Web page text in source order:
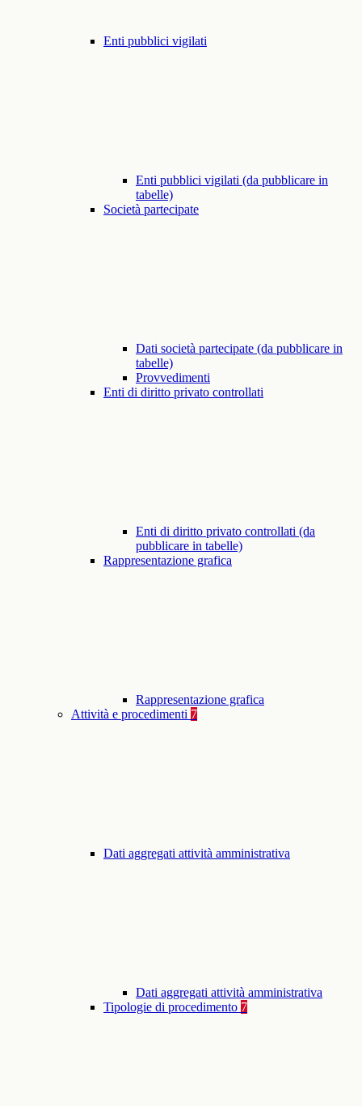
Enti pubblici vigilati
Enti pubblici vigilati (da pubblicare in
tabelle)
Società partecipate
Dati società partecipate (da pubblicare in
tabelle)
Provvedimenti
Enti di diritto privato controllati
Enti di diritto privato controllati (da
pubblicare in tabelle)
Rappresentazione grafica
Rappresentazione grafica
Attività e procedimenti 7
Dati aggregati attività amministrativa
Dati aggregati attività amministrativa
Tipologie di procedimento 7